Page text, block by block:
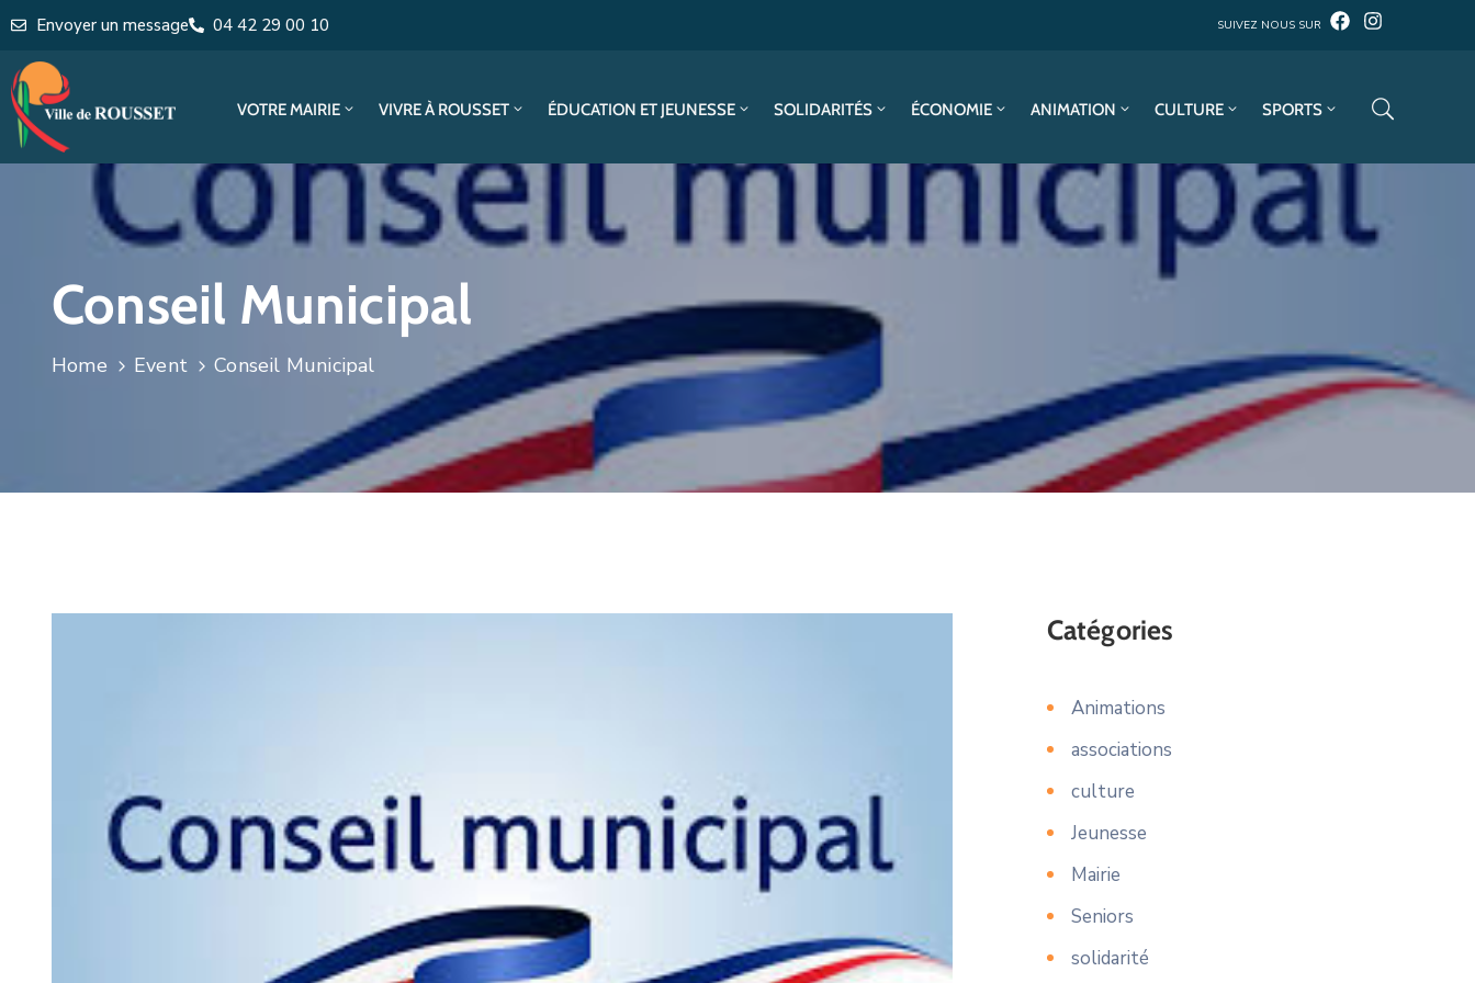
Envoyer un message 04 42 29 00 10 SUIVEZ NOUS SUR
VOTRE MAIRIE VIVRE À ROUSSET ÉDUCATION ET JEUNESSE SOLIDARITÉS ÉCONOMIE ANIMATION CULTURE SPORTS
Conseil Municipal
Home Event Conseil Municipal
Catégories
Animations
associations
culture
Jeunesse
Mairie
Seniors
solidarité